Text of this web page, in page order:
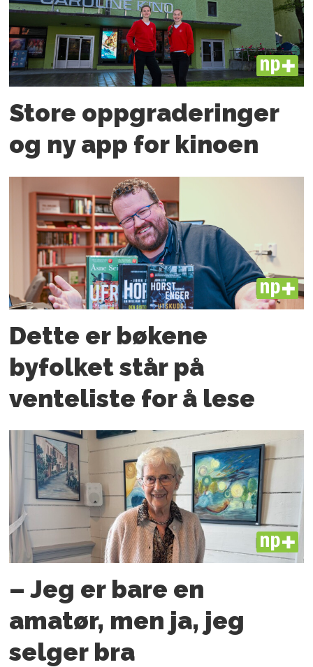
PLUS
Store oppgraderinger
og ny app for kinoen
PLUS
Dette er bøkene
byfolket står på
venteliste for å lese
PLUS
– Jeg er bare en
amatør, men ja, jeg
selger bra